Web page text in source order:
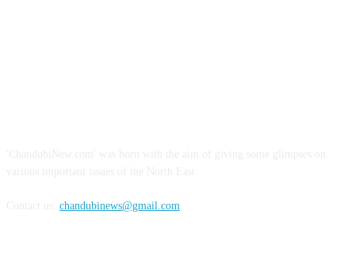
chandubinews@gmail.com